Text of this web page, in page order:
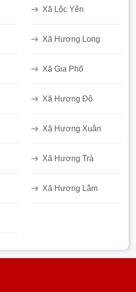
Xã Lộc Yên
Xã Hương Long
Xã Gia Phố
Xã Hương Đô
Xã Hương Xuân
Xã Hương Trà
Xã Hương Lâm